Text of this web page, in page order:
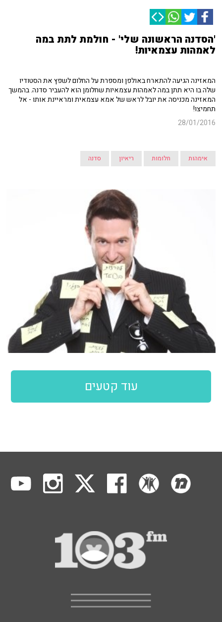
'הסדנה הראשונה שלי' - חולמת לתת במה
לאמהות עצמאיות!
המאזינה הגיעה להתארח באולפן ומספרת על החלום לשפץ את הסטודיו
שלה בו היא תתן במה לאמהות עצמאיות שחלומן הוא להעביר סדנה. בהמשך
המאזינה מכניסה את יובל לראש של אמא עצמאית ומראיינת אותו - אל
תחמיצו!
28/01/2016
אימהות חלומות ריאיון סדנה
עוד קטעים